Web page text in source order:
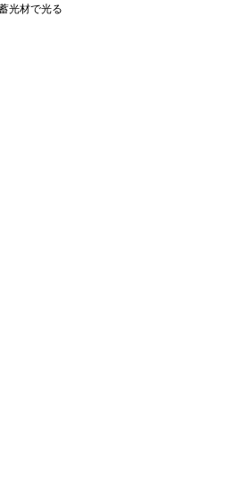
クロノメーター
ゼルを採用。文字盤もホワイトセラ
光材で光る